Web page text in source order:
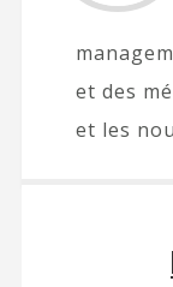
et des
et les